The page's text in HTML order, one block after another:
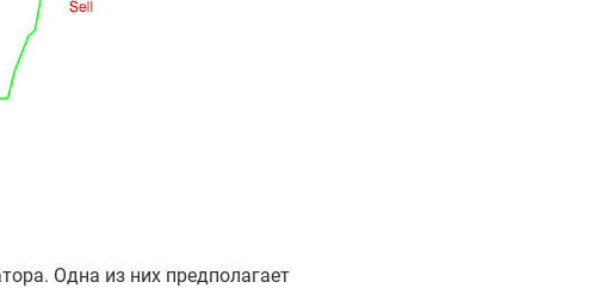
Одна из них предполагает